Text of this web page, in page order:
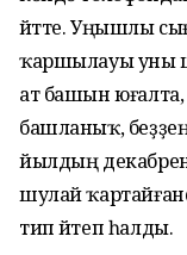
әйтте. Уңышлы
ҡаршылауы уны
ат башын юғалта,
башланыҡ, беҙҙең
йылдың
шулай
тип әйтеп һалды.